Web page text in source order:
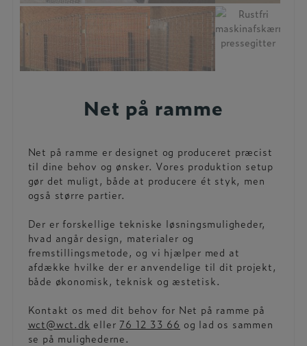
Net på ramme
Net på ramme er designet og produceret præcist
til dine behov og ønsker. Vores produktion setup
gør det muligt, både at producere ét styk, men
også større partier.
Der er forskellige tekniske løsningsmuligheder,
hvad angår design, materialer og
fremstillingsmetode, og vi hjælper med at
afdække hvilke der er anvendelige til dit projekt,
både økonomisk, teknisk og æstetisk.
Kontakt os med dit behov for Net på ramme på
wct@wct.dk eller 76 12 33 66 og lad os sammen
se på mulighederne.